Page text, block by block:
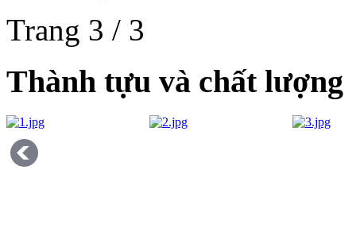
Trang 3 / 3
Thành tựu và chất lượng